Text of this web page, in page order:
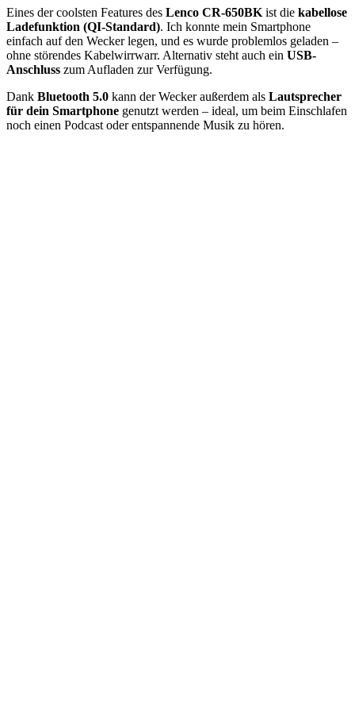
Eines der coolsten Features des Lenco CR-650BK ist die kabellose
Ladefunktion (QI-Standard). Ich konnte mein Smartphone
einfach auf den Wecker legen, und es wurde problemlos geladen –
ohne störendes Kabelwirrwarr. Alternativ steht auch ein USB-
Anschluss zum Aufladen zur Verfügung.
Dank Bluetooth 5.0 kann der Wecker außerdem als Lautsprecher
für dein Smartphone genutzt werden – ideal, um beim Einschlafen
noch einen Podcast oder entspannende Musik zu hören.